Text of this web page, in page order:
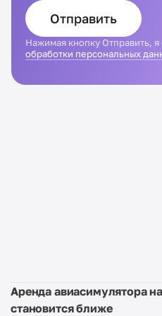
Отправить
Нажимая кнопку Отправить, я
обработки персональных
Аренда авиасимулятора
становится ближе